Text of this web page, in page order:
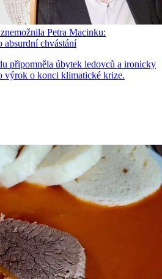
Petra Macinku:
absurdní chvástání
připomněla úbytek ledovců a ironicky
výrok o konci klimatické krize.